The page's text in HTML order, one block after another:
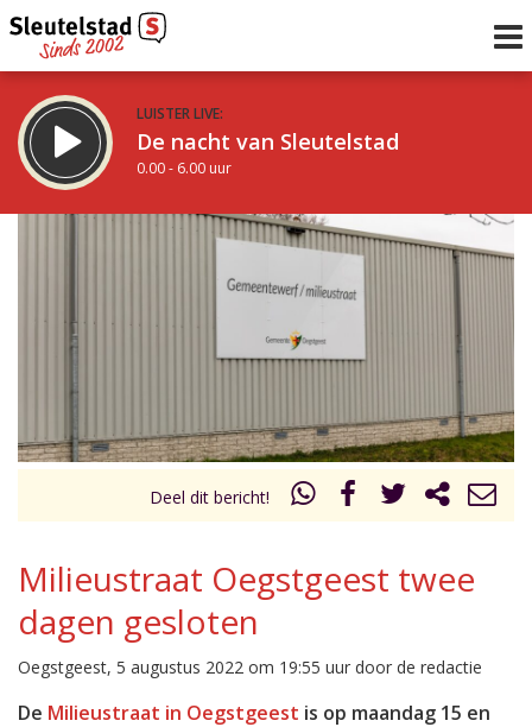
LUISTER LIVE:
De nacht van Sleutelstad
0.00 - 6.00 uur
De ochtend van Sleutelstad
uur 1 van 0
Inklappen
Deel dit bericht!
Milieustraat Oegstgeest twee
dagen gesloten
Oegstgeest, 5 augustus 2022 om 19:55 uur door de redactie
De Milieustraat in Oegstgeest is op maandag 15 en